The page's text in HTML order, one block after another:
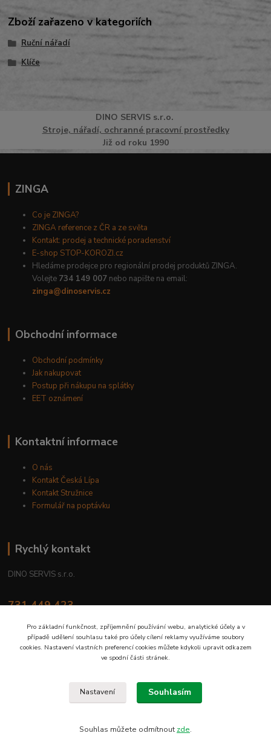
Zboží zařazeno v kategoriích
Ruční nářadí
Klíče
DINO SERVISs.r.o.
Stroje, nářadí, ochranné pracovní prostředky
Již od roku 1990
ZINGA
Co je ZINGA?
ZINGA reference z ČR a ze světa
Kontakt: prodej a technické poradenství
E-shop STOP-KOROZI.cz
Hledáme prodejce pro regionální prodej produktů ZINGA.
Volejte 734 149 007 nebo napište na email:
zinga@dinoservis.cz
Obchodní informace
Obchodní podmínky
Jak nakupovat
Postup při nákupu na splátky
EET oznámení
Kontaktní informace
O nás
Kontakt Česká Lípa
Kontakt Stružnice
Formulář na poptávku
Rychlý kontakt
DINO SERVIS s.r.o.
731 449 423
prodejna@dinoservis.cz
Proč nakupovat u nás? Jsme na trhu již od roku 1990.
Pro základní funkčnost, zpříjemnění používání webu, analytické účely a v
případě udělení souhlasu také pro účely cílení reklamy využíváme soubory
cookies. Nastavení vlastních preferencí cookies můžete kdykoli upravit odkazem
ve spodní části stránek.
Nastavení Souhlasím
Souhlas můžete odmítnout zde.